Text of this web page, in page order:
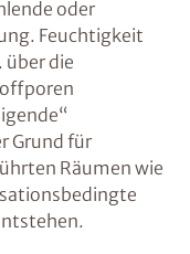
für
Mängel
in